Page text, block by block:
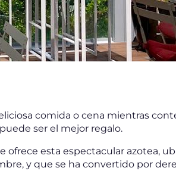
comida o cena mientras
ser el mejor regalo.
ofrece esta espectacular azotea,
y que se ha convertido por